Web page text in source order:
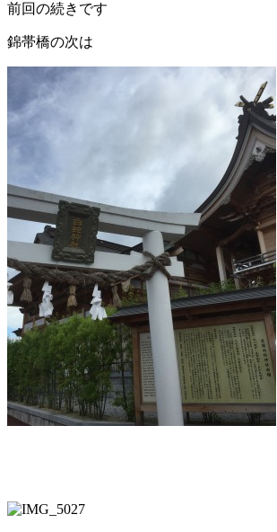
前回の続きです
錦帯橋の次は